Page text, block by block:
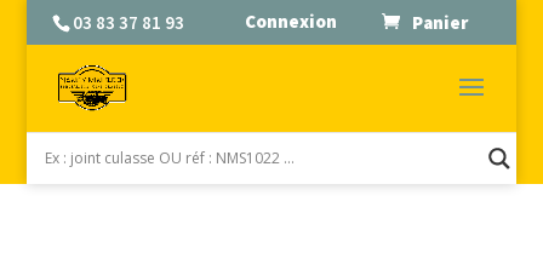
03 83 37 81 93 Connexion Panier